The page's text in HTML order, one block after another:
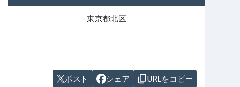
東京都北区
ポスト シェア URLをコピー